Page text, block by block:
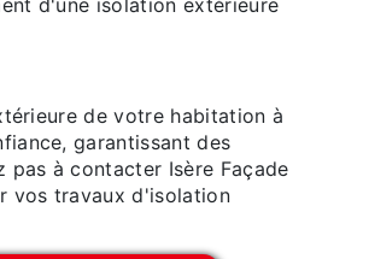
d'une isolation extérieure
de votre habitation à
garantissant des
à contacter Isère Façade
vos travaux d'isolation